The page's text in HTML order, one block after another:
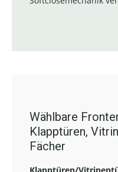
Wählbare
Klapptüren,
Fächer
Klapptüren/